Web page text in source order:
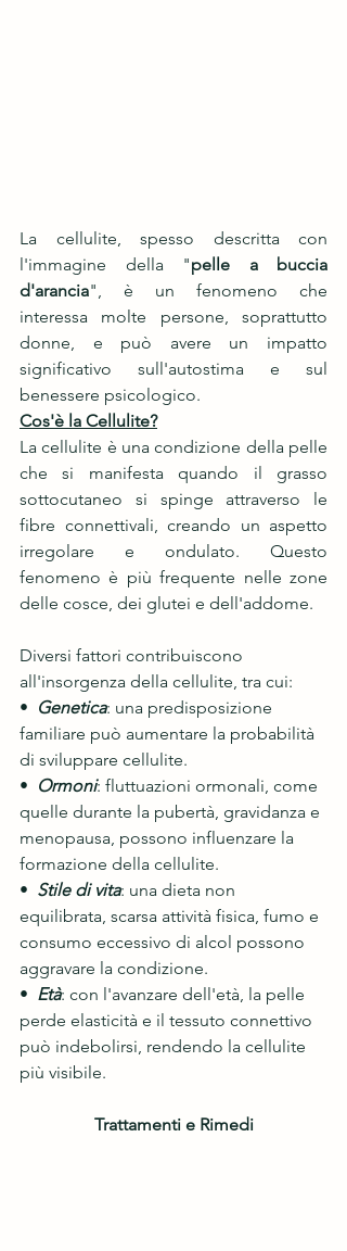
La cellulite, spesso descritta con
l'immagine della "pelle a buccia
d'arancia", è un fenomeno che
interessa molte persone, soprattutto
donne, e può avere un impatto
significativo sull'autostima e sul
benessere psicologico.
Cos'è la Cellulite?
La cellulite è una condizione della pelle
che si manifesta quando il grasso
sottocutaneo si spinge attraverso le
fibre connettivali, creando un aspetto
irregolare e ondulato. Questo
fenomeno è più frequente nelle zone
delle cosce, dei glutei e dell'addome.
Diversi fattori contribuiscono
all'insorgenza della cellulite, tra cui:
• Genetica: una predisposizione
familiare può aumentare la probabilità
di sviluppare cellulite.
• Ormoni: fluttuazioni ormonali, come
quelle durante la pubertà, gravidanza e
menopausa, possono influenzare la
formazione della cellulite.
• Stile di vita: una dieta non
equilibrata, scarsa attività fisica, fumo e
consumo eccessivo di alcol possono
aggravare la condizione.
• Età: con l'avanzare dell'età, la pelle
perde elasticità e il tessuto connettivo
può indebolirsi, rendendo la cellulite
più visibile.
Trattamenti e Rimedi